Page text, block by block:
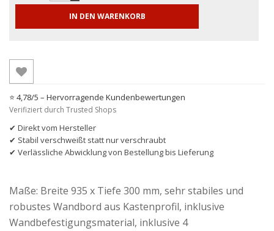
IN DEN WARENKORB
⭐ 4,78/5 – Hervorragende Kundenbewertungen
Verifiziert durch Trusted Shops
✔ Direkt vom Hersteller
✔ Stabil verschweißt statt nur verschraubt
✔ Verlässliche Abwicklung von Bestellung bis Lieferung
Maße: Breite 935 x Tiefe 300 mm, sehr stabiles und
robustes Wandbord aus Kastenprofil, inklusive
Wandbefestigungsmaterial, inklusive 4